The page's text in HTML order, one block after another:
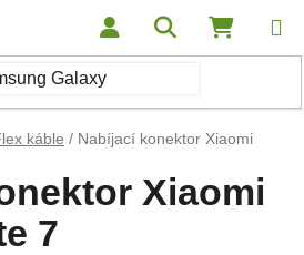
Hľadať
káble / Nabíjací konektor Xiaomi
Xiaomi
7